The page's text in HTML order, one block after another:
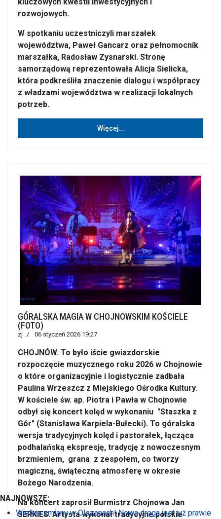
rozwojowych.
W spotkaniu uczestniczyli marszałek
województwa, Paweł Gancarz oraz pełnomocnik
marszałka, Radosław Zysnarski. Stronę
samorządową reprezentowała Alicja Sielicka,
która podkreśliła znaczenie dialogu i współpracy
z władzami województwa w realizacji lokalnych
potrzeb.
Więcej…
GÓRALSKA MAGIA W CHOJNOWSKIM KOŚCIELE
(FOTO)
zj 06 styczeń 2026 19:27
CHOJNÓW. To było iście gwiazdorskie
rozpoczęcie muzycznego roku 2026 w Chojnowie
o które organizacyjnie i logistycznie zadbała
Paulina Wrzeszcz z Miejskiego Ośrodka Kultury.
W kościele św. ap. Piotra i Pawła w Chojnowie
odbył się koncert kolęd w wykonaniu "Staszka z
Gór" (Stanisława Karpiela-Bułecki). To góralska
wersja tradycyjnych kolęd i pastorałek, łącząca
podhalańską ekspresję, tradycję z nowoczesnym
brzmieniem, grana z zespołem, co tworzy
magiczną, świąteczną atmosferę w okresie
Bożego Narodzenia.
Na koncert zaprosił Burmistrz Chojnowa Jan
SERKIES. Artysta wykonał tradycyjne polskie
NAJNOWSZE:
Wielkie zmiany w Olszanach! Nowa droga jest już prawie